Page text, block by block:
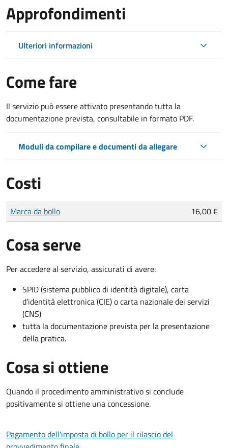
Approfondimenti
Ulteriori informazioni
Come fare
Il servizio può essere attivato presentando tutta la
documentazione prevista, consultabile in formato PDF.
Moduli da compilare e documenti da allegare
Costi
Tipo di pagamento
Importo
Marca da bollo 16,00 €
Cosa serve
Per accedere al servizio, assicurati di avere:
SPID (sistema pubblico di identità digitale), carta
d’identità elettronica (CIE) o carta nazionale dei servizi
(CNS)
tutta la documentazione prevista per la presentazione
della pratica.
Cosa si ottiene
Quando il procedimento amministrativo si conclude
positivamente si ottiene una concessione.
Pagamento dell'imposta di bollo per il rilascio del